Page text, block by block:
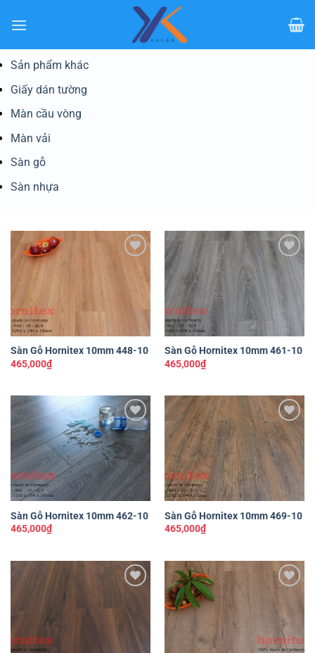
qua
dungSản phẩm khác
Giấy dán tường
Màn cầu vòng
Màn vải
Sàn gỗ
Sàn nhựa
thích
Sàn Gỗ Hornitex 10mm 448-10
465,000₫
Yêu
thích
Sàn Gỗ Hornitex 10mm 461-10
465,000₫
Yêu
thích
Sàn Gỗ Hornitex 10mm 462-10
465,000₫
Yêu
thích
Sàn Gỗ Hornitex 10mm 469-10
465,000₫